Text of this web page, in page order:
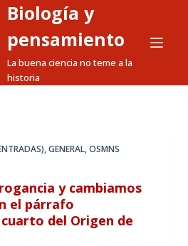
Biología y
pensamiento
La buena ciencia no teme a la
historia
,GENERAL,OSMNS
y cambiamos
el párrafo
del Origen de